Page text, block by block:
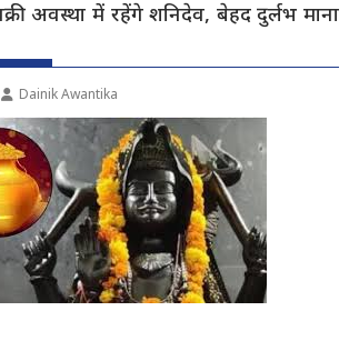
अवस्था में रहेंगे शनिदेव, बेहद दुर्लभ माना
Dainik Awantika